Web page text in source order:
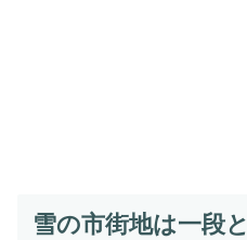
雪の市街地は一段